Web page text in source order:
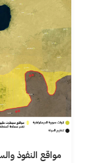
مواقع النفوذ